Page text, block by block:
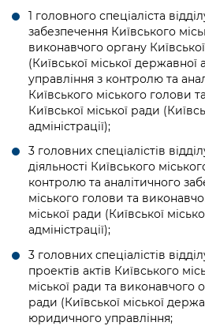
1 головного спеціаліста
забезпечення Київського
виконавчого органу
(Київської міської державної
управління з контролю та
Київського міського голови
Київської міської ради
адміністрації);
3 головних спеціалістів
діяльності Київського
контролю та аналітичного
міського голови та
міської ради (Київської
адміністрації);
3 головних спеціалістів
проектів актів Київського
міської ради та виконавчого
ради (Київської міської
юридичного управління;